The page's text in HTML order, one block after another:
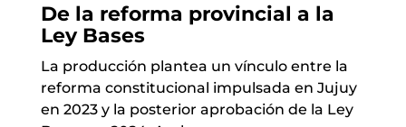
De la reforma provincial a la
Ley Bases
La producción plantea un vínculo entre la
reforma constitucional impulsada en Jujuy
en 2023 y la posterior aprobación de la Ley